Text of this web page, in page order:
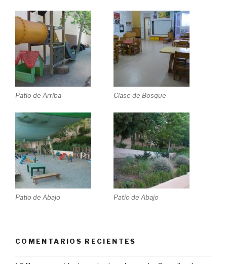
Patio de Arriba Clase de Bosque
Patio de Abajo Patio de Abajo
COMENTARIOS RECIENTES